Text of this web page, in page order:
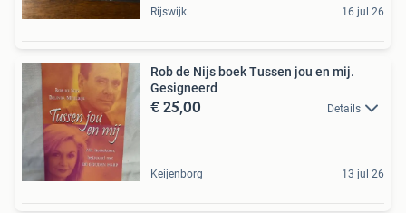
Rijswijk 16 jul 26
Rob de Nijs boek Tussen jou en mij.
Gesigneerd
€ 25,00 Details
Keijenborg 13 jul 26